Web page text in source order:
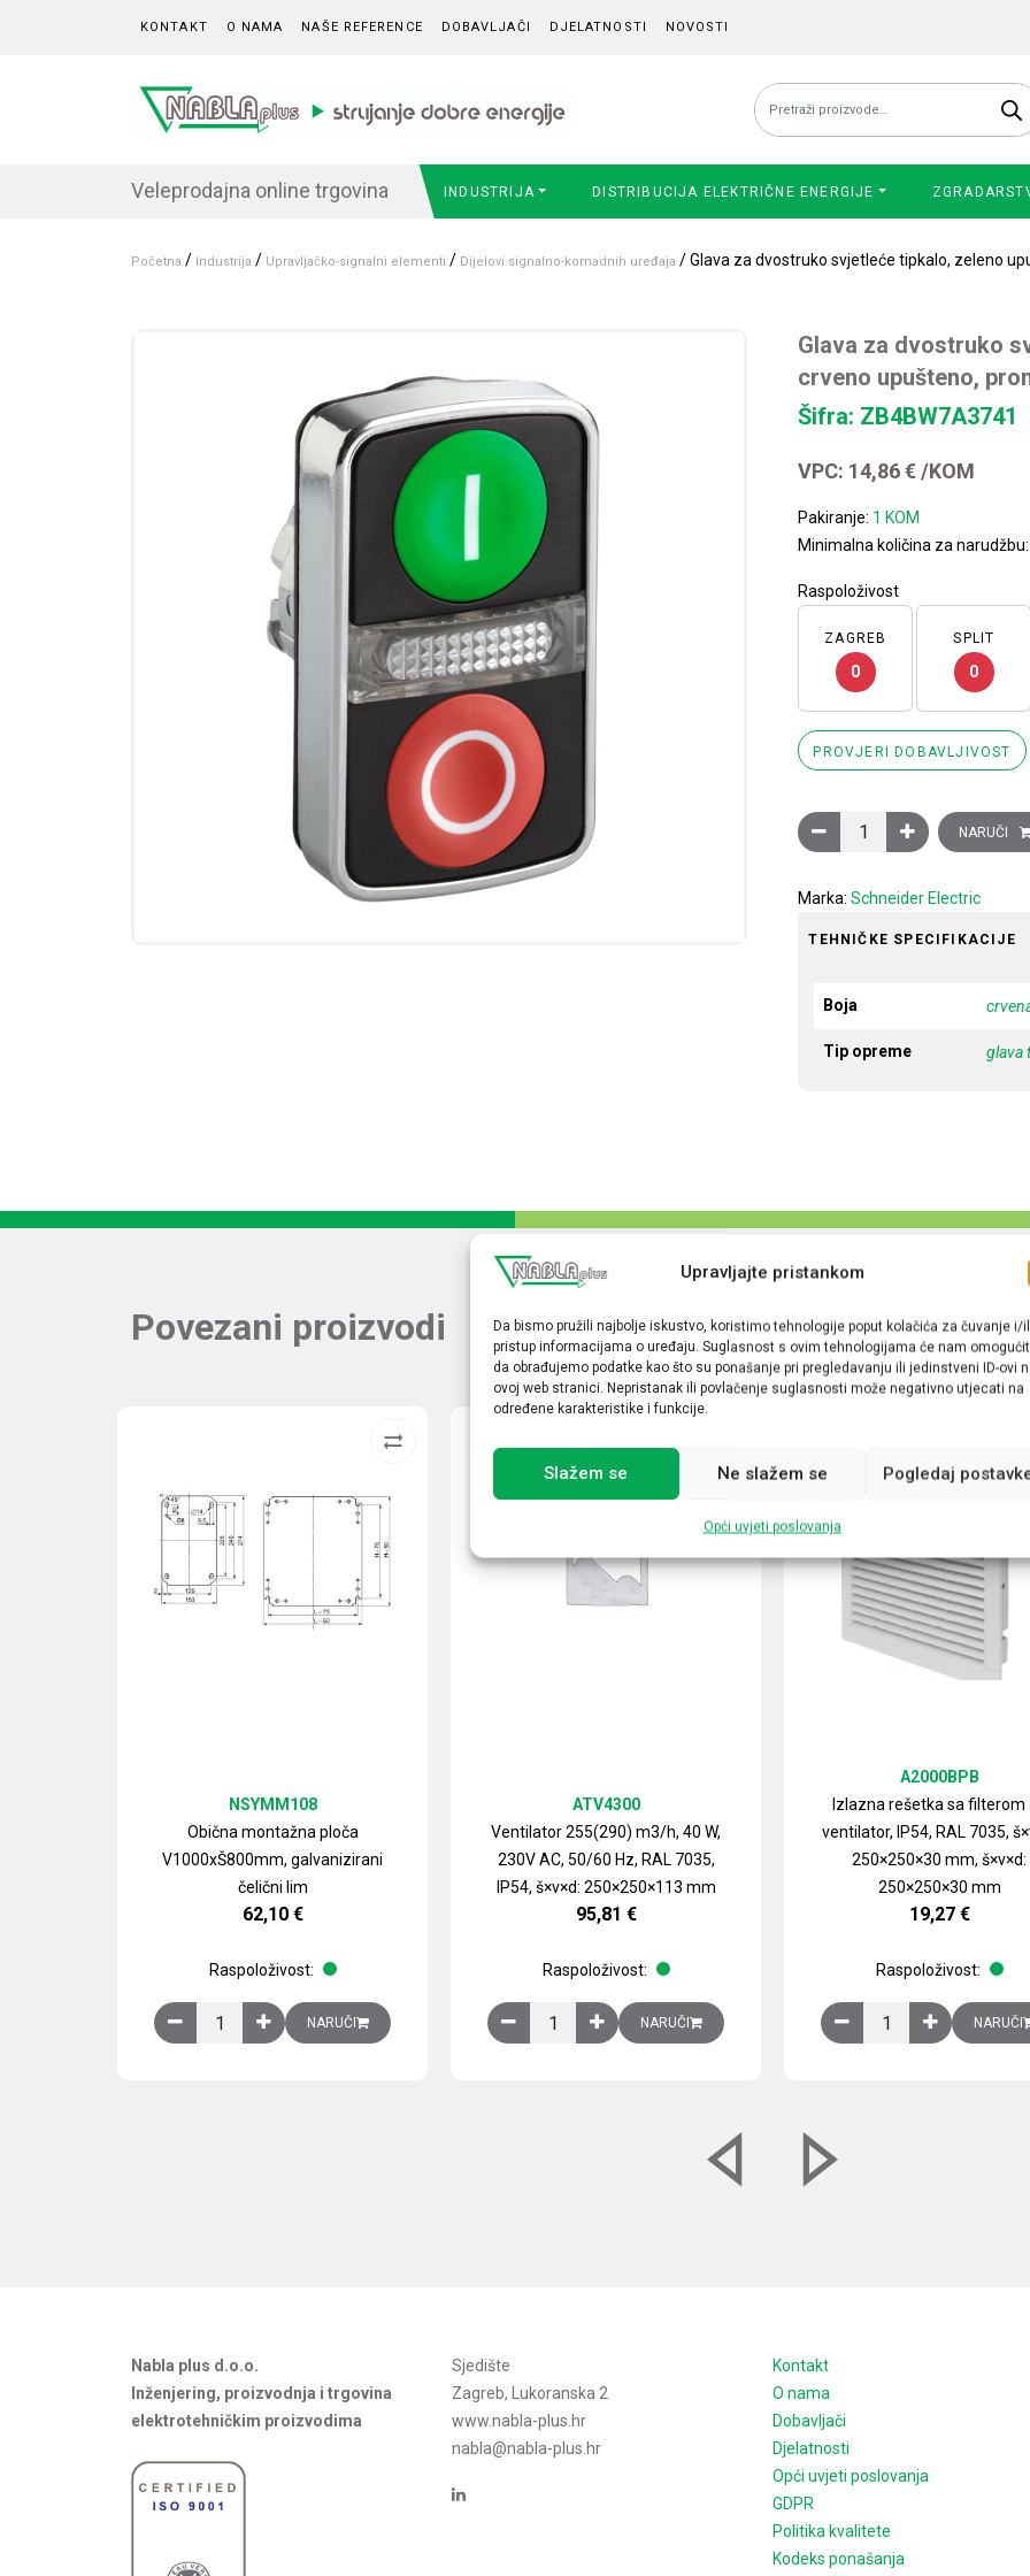
Upravljajte pristankom
Da bismo pružili najbolje iskustvo, koristimo tehnologije poput kolačića za čuvanje i/
pristup informacijama o uređaju. Suglasnost s ovim tehnologijama će nam
da obrađujemo podatke kao što su ponašanje pri pregledavanju ili jedinstveni ID-ovi
ovoj web stranici. Nepristanak ili povlačenje suglasnosti može negativno utjecati na
određene karakteristike i funkcije.
Slažem se Ne slažem se Pogledaj
Opći uvjeti poslovanja
KONTAKT O NAMA NAŠE REFERENCE DOBAVLJAČI DJELATNOSTI NOVOSTI
Pretraži:
Veleprodajna online trgovina INDUSTRIJA DISTRIBUCIJA ELEKTRIČNE ENERGIJE
Početna / Industrija / Upravljačko-signalni elementi / Dijelovi signalno-komadnih uređaja / Glava za dvostruko svjetleće tipkalo, zeleno
Glava za dvostruko
crveno upušteno,
Šifra: ZB4BW7A3741
VPC: 14,86€ /KOM
Pakiranje: 1 KOM
Minimalna količina za narudžbu:
Raspoloživost
ZAGREB
0
SPLIT
0
PROVJERI DOBAVLJIVOST
Glava za dvostrukoNARUČI
Marka:Schneider Electric
TEHNIČKE SPECIFIKACIJE
Boja
Tip opreme glava
Povezani proizvodi
Obična montažna ploča
V1000xŠ800mm, galvanizirani
čelični lim
NSYMM108
62,10 €
Raspoloživost:
Obična montažna ploča V1000xŠ800mm, galvanizirani čelični lim količina
NARUČI
Ventilator 255(290) m3/h, 40 W,
230V AC, 50/60 Hz, RAL 7035,
IP54, š×v×d: 250×250×113 mm
ATV4300
95,81 €
Raspoloživost:
Ventilator 255(290) m3/h, 40 W, 230V AC, 50/60 Hz, RAL 7035,
NARUČI
Izlazna rešetka sa filterom
ventilator, IP54, RAL 7035,
250×250×30 mm, š×v×d:
250×250×30 mm
A2000BPB
19,27 €
Raspoloživost:
Izlazna rešetka saNARUČI
Nabla plus d.o.o.
Inženjering, proizvodnja i trgovina
elektrotehničkim proizvodima
Sjedište
Zagreb, Lukoranska 2
www.nabla-plus.hr
nabla@nabla-plus.hr
Kontakt
O nama
Dobavljači
Djelatnosti
Opći uvjeti poslovanja
GDPR
Politika kvalitete
Kodeks ponašanja